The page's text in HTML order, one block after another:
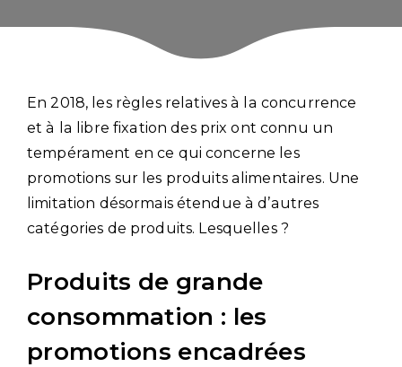
En 2018, les règles relatives à la concurrence
et à la libre fixation des prix ont connu un
tempérament en ce qui concerne les
promotions sur les produits alimentaires. Une
limitation désormais étendue à d’autres
catégories de produits. Lesquelles ?
Produits de grande
consommation : les
promotions encadrées